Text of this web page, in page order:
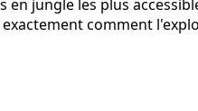
jungle les plus
comment